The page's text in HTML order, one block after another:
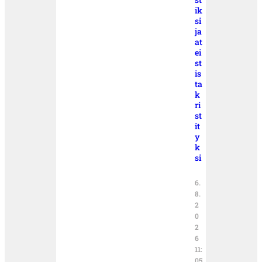
ik
si
ja
at
ei
st
is
ta
k
ri
st
it
y
k
si
6.
8.
2
0
2
6
11:
05